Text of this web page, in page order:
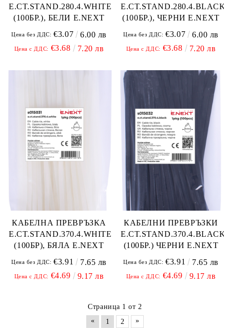
E.CT.STAND.280.4.WHITE
(100БР.), БЕЛИ E.NEXT
Цена без ДДС: €3.07 6.00 лв
Цена с ДДС: €3.68 7.20 лв
E.CT.STAND.280.4.BLACK
(100БР.), ЧЕРНИ E.NEXT
Цена без ДДС: €3.07 6.00 лв
Цена с ДДС: €3.68 7.20 лв
КАБЕЛНА ПРЕВРЪЗКА
E.CT.STAND.370.4.WHITE
(100БР), БЯЛА E.NEXT
Цена без ДДС: €3.91 7.65 лв
Цена с ДДС: €4.69 9.17 лв
КАБЕЛНИ ПРЕВРЪЗКИ
E.CT.STAND.370.4.BLACK
(100БР.) ЧЕРНИ E.NEXT
Цена без ДДС: €3.91 7.65 лв
Цена с ДДС: €4.69 9.17 лв
Страница 1 от 2
«
1 2 »